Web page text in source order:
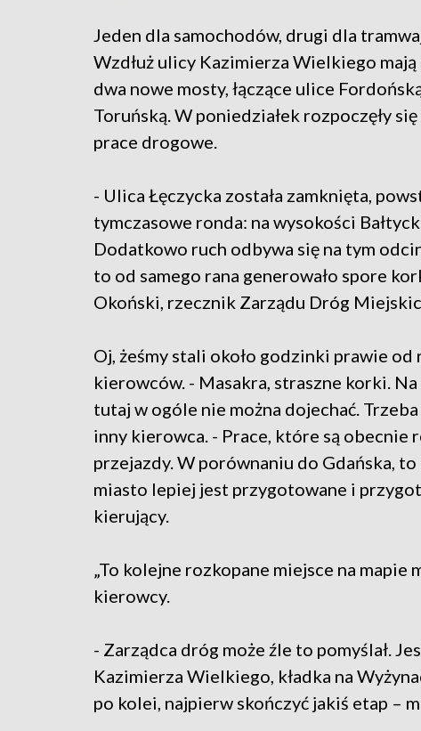
Jeden dla samochodów, drugi dla
Wzdłuż ulicy Kazimierza Wielkiego
dwa nowe mosty, łączące ulice
Toruńską. W poniedziałek rozpoczęły
prace drogowe.
- Ulica Łęczycka została zamknięta,
tymczasowe ronda: na wysokości
Dodatkowo ruch odbywa się na tym
to od samego rana generowało spore
Okoński, rzecznik Zarządu Dróg
Oj, żeśmy stali około godzinki prawie
kierowców. - Masakra, straszne korki.
tutaj w ogóle nie można dojechać.
inny kierowca. - Prace, które są obecnie
przejazdy. W porównaniu do Gdańska,
miasto lepiej jest przygotowane i
kierujący.
„To kolejne rozkopane miejsce na mapie
kierowcy.
- Zarządca dróg może źle to pomyślał.
Kazimierza Wielkiego, kładka na
po kolei, najpierw skończyć jakiś etap –